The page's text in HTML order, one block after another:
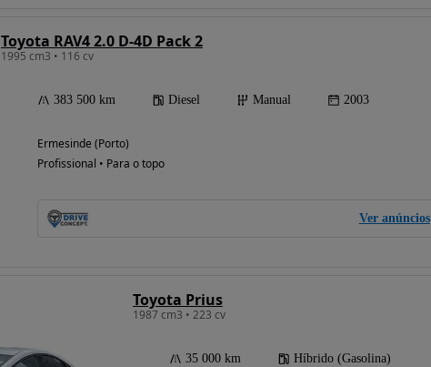
Toyota RAV4 2.0 D-4D Pack 2
1995 cm3 • 116 cv
383 500 km Diesel Manual 2003
Ermesinde (Porto)
Profissional • Para o topo
Ver anúncios
Toyota Prius
1987 cm3 • 223 cv
35 000 km
Híbrido (Gasolina)